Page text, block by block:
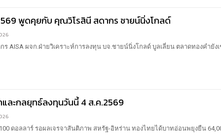
พูดคุยกับ คุณวิโรสินี สดากร ชายน์นิ่งโกลด์
AISA ผจก.ฝ่ายวิเคราะห์การลงทุน บจ.ชายน์นิ่งโกลด์ บูลเลี่ยน ตลาดทองคำยังเ
และกลยุทธ์ลงทุนวันนี้ 4 ส.ค.2569
ดอลลาร์ รอผลเจรจาสันติภาพ สหรัฐ-อิหร่าน ทองไทยได้บาทอ่อนพยุงยืน